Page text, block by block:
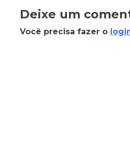
Deixe um
Você precisa fazer o